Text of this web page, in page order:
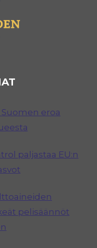
eroa
paljastaa EU:n
pelisäännöt